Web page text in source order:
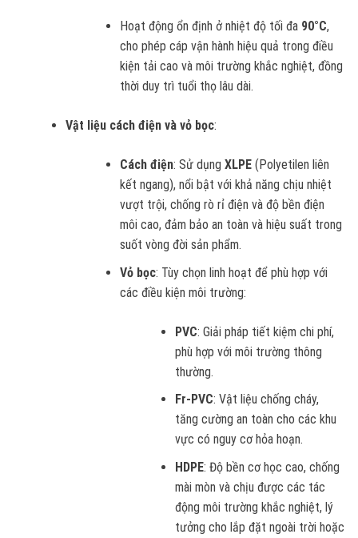
Hoạt động ổn định ở nhiệt độ tối đa 90°C,
cho phép cáp vận hành hiệu quả trong điều
kiện tải cao và môi trường khắc nghiệt, đồng
thời duy trì tuổi thọ lâu dài.
Vật liệu cách điện và vỏ bọc:
Cách điện: Sử dụngXLPE (Polyetilen liên
kết ngang), nổi bật với khả năng chịu nhiệt
vượt trội, chống rò rỉ điện và độ bền điện
môi cao, đảm bảo an toàn và hiệu suất trong
suốt vòng đời sản phẩm.
Vỏ bọc: Tùy chọn linh hoạt để phù hợp với
các điều kiện môi trường:
PVC: Giải pháp tiết kiệm chi phí,
phù hợp với môi trường thông
thường.
Fr-PVC: Vật liệu chống cháy,
tăng cường an toàn cho các khu
vực có nguy cơ hỏa hoạn.
HDPE: Độ bền cơ học cao, chống
mài mòn và chịu được các tác
động môi trường khắc nghiệt, lý
tưởng cho lắp đặt ngoài trời hoặc